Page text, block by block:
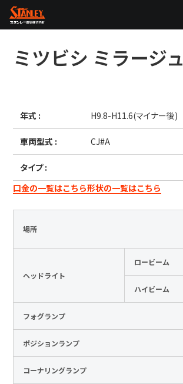
日本語 English
製品検索
全て
企業情報
テクノロジー
サステナビリティ
株主・投資家情報
ニュース
ミツビシ ミラージュ
年式 : H9.8-H11.6(マイナー後)
車両型式 : CJ#A
タイプ :
口金の一覧はこちら形状の一覧はこちら
場所
ヘッドライト
ロービーム
ハイビーム
フォグランプ
ポジションランプ
コーナリングランプ